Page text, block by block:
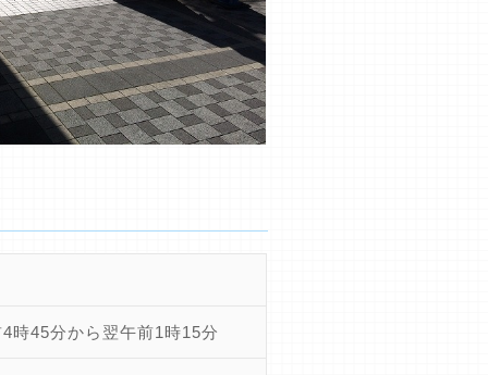
時45分から翌午前1時15分